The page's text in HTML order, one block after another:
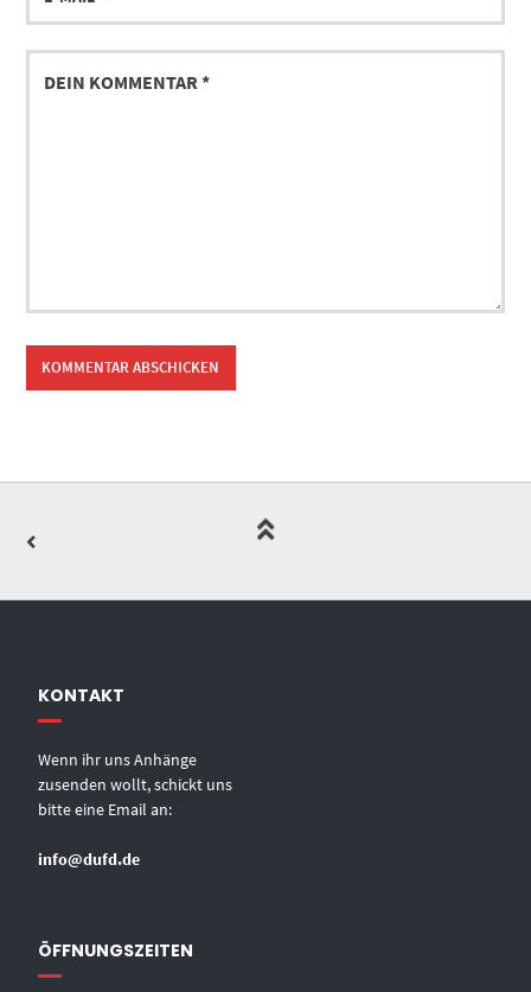
KONTAKT
Wenn ihr uns Anhänge
zusenden wollt, schickt uns
bitte eine Email an:
info@dufd.de
ÖFFNUNGSZEITEN